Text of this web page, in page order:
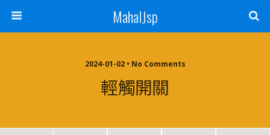
MahalJsp
2024-01-02 • No Comments
輕觸開關